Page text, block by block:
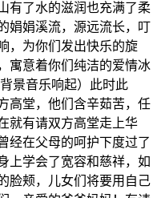
有了水的滋润也充满了柔
娟娟溪流，源远流长，叮
，为你们发出快乐的旋
寓意着你们纯洁的爱情冰
景音乐响起）此时此
高堂，他们含辛茹苦，任
就有请双方高堂走上华
经在父母的呵护下度过了
上学会了宽容和慈祥，如
脸颊，儿女们将要用自己